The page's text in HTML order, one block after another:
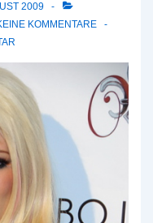
2009
KOMMENTARE